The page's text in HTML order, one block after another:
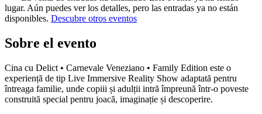
lugar. Aún puedes ver los detalles, pero las entradas ya no están
disponibles. Descubre otros eventos
Sobre el evento
Cina cu Delict • Carnevale Veneziano • Family Edition este o
experiență de tip Live Immersive Reality Show adaptată pentru
întreaga familie, unde copiii și adulții intră împreună într-o poveste
construită special pentru joacă, imaginație și descoperire.